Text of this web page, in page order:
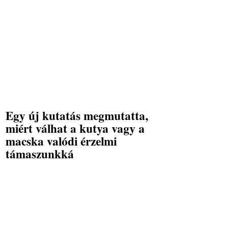
Egy új kutatás megmutatta,
miért válhat a kutya vagy a
macska valódi érzelmi
támaszunkká